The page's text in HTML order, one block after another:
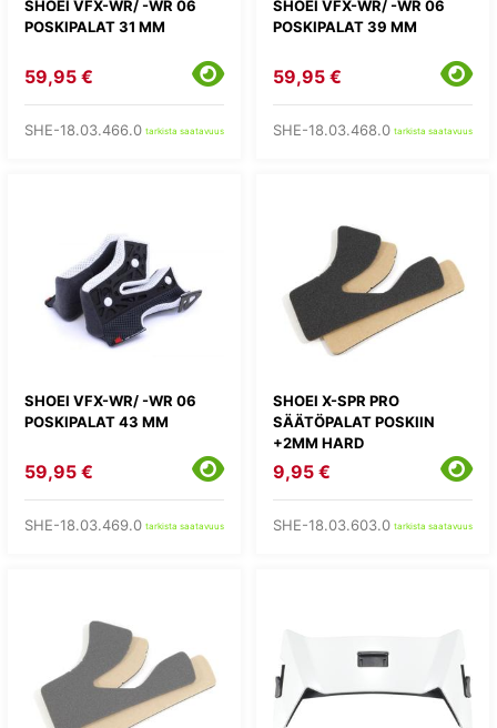
SHOEI VFX-WR/ -WR 06
POSKIPALAT 31 MM
59,95 €
SHE-18.03.466.0 tarkista saatavuus
SHOEI VFX-WR/ -WR 06
POSKIPALAT 39 MM
59,95 €
SHE-18.03.468.0 tarkista saatavuus
SHOEI VFX-WR/ -WR 06
POSKIPALAT 43 MM
59,95 €
SHE-18.03.469.0 tarkista saatavuus
SHOEI X-SPR PRO
SÄÄTÖPALAT POSKIIN
+2MM HARD
9,95 €
SHE-18.03.603.0 tarkista saatavuus